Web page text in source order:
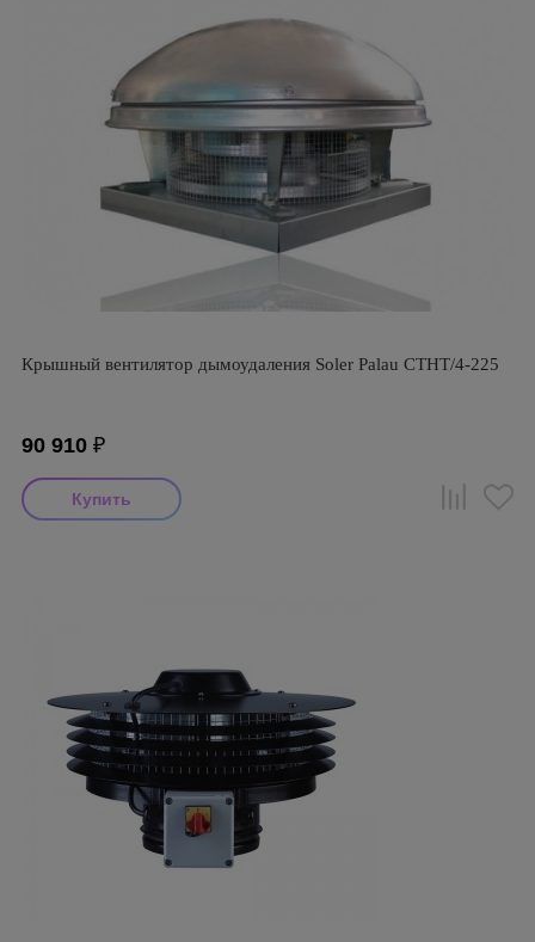
Крышный вентилятор дымоудаления Soler Palau CTHT/4-225
90 910 ₽